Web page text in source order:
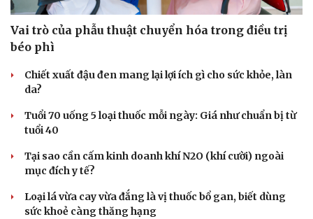
Vai trò của phẫu thuật chuyển hóa trong điều trị
béo phì
Chiết xuất đậu đen mang lại lợi ích gì cho sức khỏe, làn
da?
Tuổi 70 uống 5 loại thuốc mỗi ngày: Giá như chuẩn bị từ
tuổi 40
Tại sao cần cấm kinh doanh khí N2O (khí cười) ngoài
mục đích y tế?
Loại lá vừa cay vừa đắng là vị thuốc bổ gan, biết dùng
sức khoẻ càng thăng hạng